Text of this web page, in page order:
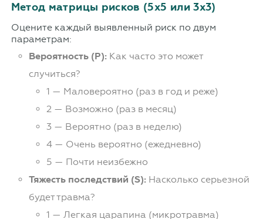
Метод матрицы рисков (5x5 или 3x3)
Оцените каждый выявленный риск по двум
параметрам:
Вероятность (P):Как часто это может
случиться?
1 — Маловероятно (раз в год и реже)
2 — Возможно (раз в месяц)
3 — Вероятно (раз в неделю)
4 — Очень вероятно (ежедневно)
5 — Почти неизбежно
Тяжесть последствий (S):Насколько серьезной
будет травма?
1 — Легкая царапина (микротравма)